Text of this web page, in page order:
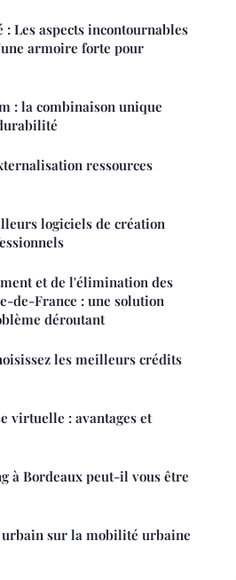
Les aspects incontournables
armoire forte pour
: la combinaison unique
ressources
logiciels de création
et de l'élimination des
de-France : une solution
déroutant
les meilleurs crédits
virtuelle : avantages et
à Bordeaux peut-il vous être
sur la mobilité urbaine